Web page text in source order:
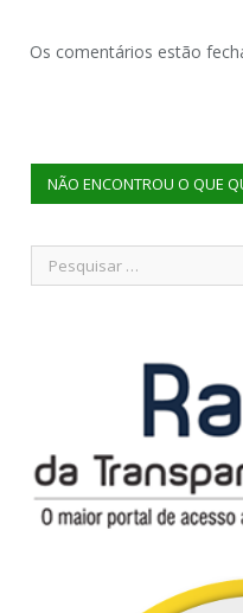
Os comentários estão
NÃO ENCONTROU O QUE